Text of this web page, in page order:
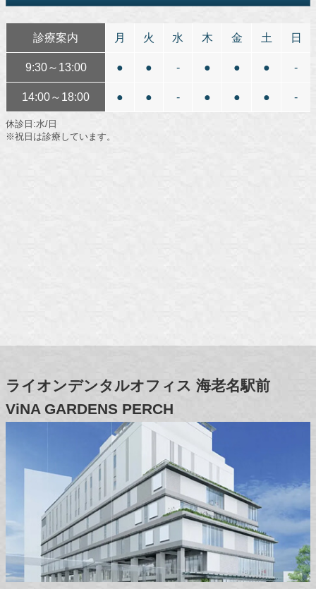
診療案内 月 火 水 木 金 土 日
9:30～13:00 ● ● - ● ● ● -
14:00～18:00 ● ● - ● ● ● -
休診日:水/日
※祝日は診療しています。
ライオンデンタルオフィス 海老名駅前
ViNA GARDENS PERCH